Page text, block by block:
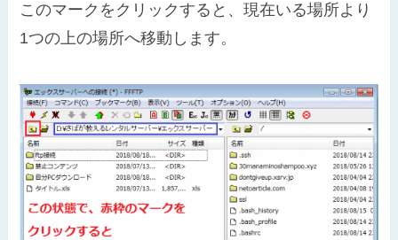
このマークをクリックすると、現在いる場所より
1つの上の場所へ移動します。